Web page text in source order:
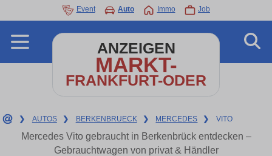
Event Auto Immo Job
ANZEIGEN
MARKT-
FRANKFURT-ODER
❯ AUTOS ❯ BERKENBRUECK ❯ MERCEDES ❯ VITO
Mercedes Vito gebraucht in Berkenbrück entdecken –
Gebrauchtwagen von privat & Händler